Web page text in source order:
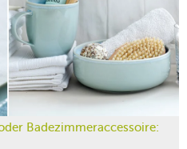
Badezimmeraccessoire: